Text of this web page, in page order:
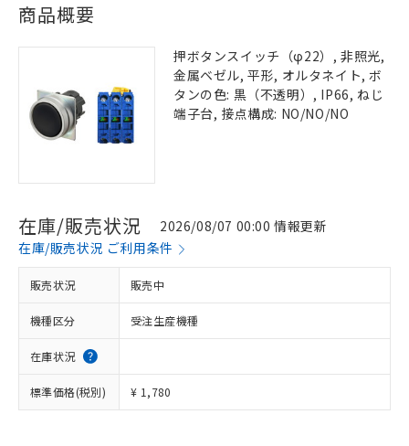
商品概要
押ボタンスイッチ（φ22）, 非照光,
金属ベゼル, 平形, オルタネイト, ボ
タンの色: 黒（不透明）, IP66, ねじ
端子台, 接点構成: NO/NO/NO
在庫/販売状況
2026/08/07 00:00 情報更新
在庫/販売状況 ご利用条件
販売状況 販売中
機種区分 受注生産機種
在庫状況
標準価格(税別) ¥ 1,780